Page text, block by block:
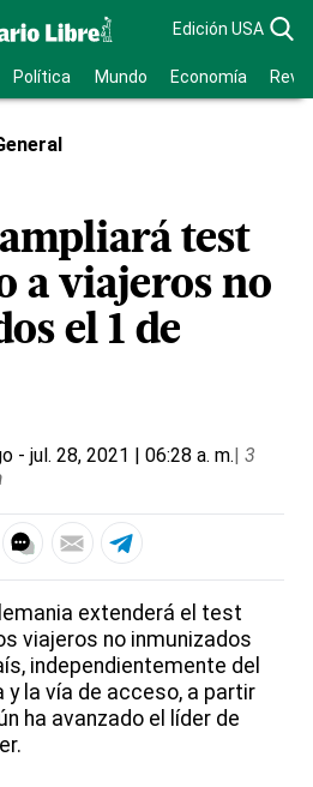
Edición USA
Política Mundo Economía
test
a viajeros no
el 1 de
- jul. 28, 2021 | 06:28 a. m.| 3
extenderá el test
viajeros no inmunizados
independientemente del
y la vía de acceso, a partir
ha avanzado el líder de